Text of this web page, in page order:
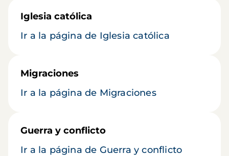
Iglesia católica
Ir a la página de Iglesia católica
Migraciones
Ir a la página de Migraciones
Guerra y conflicto
Ir a la página de Guerra y conflicto